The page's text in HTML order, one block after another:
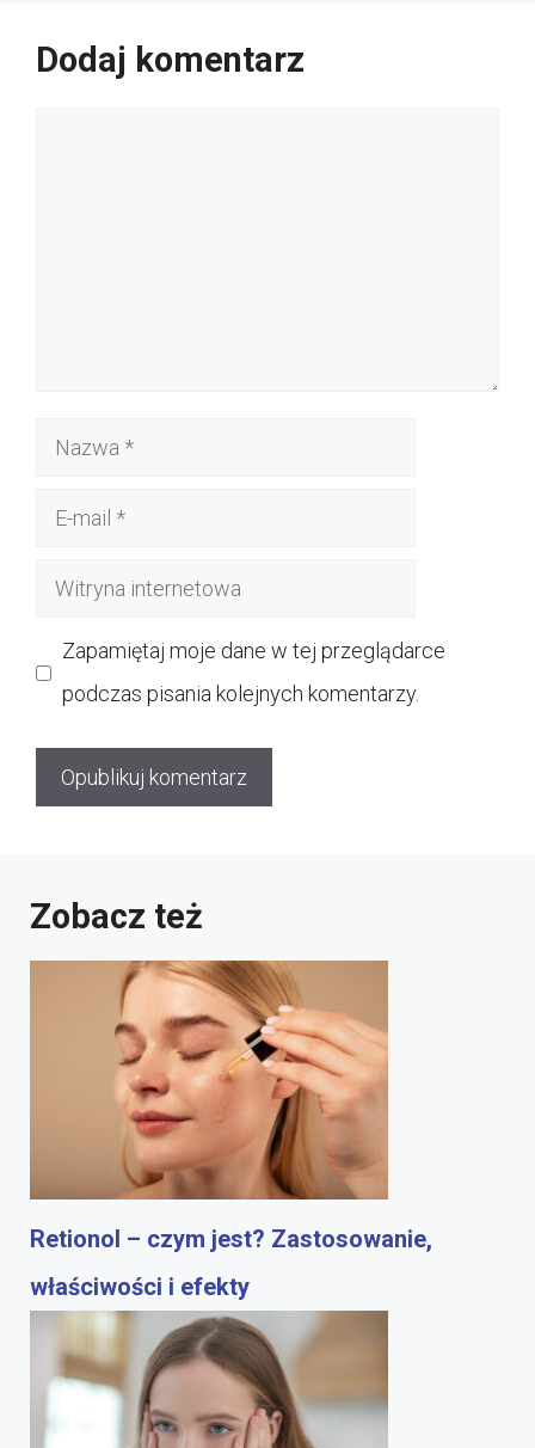
Dodaj komentarz
Nazwa
Witryna
Zapamiętaj moje dane w tej przeglądarce
podczas pisania kolejnych komentarzy.
Zobacz też
Retionol – czym jest? Zastosowanie,
właściwości i efekty